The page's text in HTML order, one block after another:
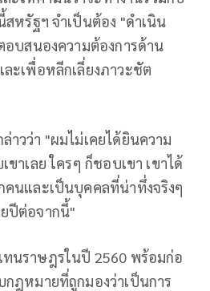
สหรัฐฯ จำเป็นต้อง "ดำเนิน
อบสนองความต้องการด้าน
ะเพื่อหลีกเลี่ยงภาวะชัต
วว่า "ผมไม่เคยได้ยินความ
ขาเลย ใครๆ ก็ชอบเขา เขาได้
คนและเป็นบุคคลที่น่าทึ่งจริงๆ
ปีต่อจากนี้"
นราษฎรในปี 2560 พร้อมก่อ
กฎหมายที่ถูกมองว่าเป็นการ